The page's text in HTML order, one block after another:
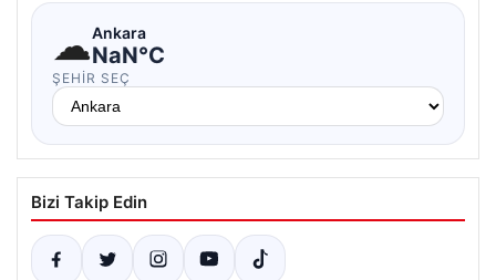
☁Ankara
NaN°C
ŞEHIR SEÇ
Bizi Takip Edin